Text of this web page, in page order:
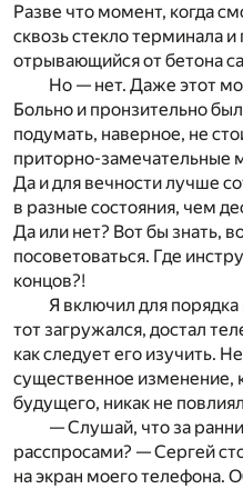
Разве что момент, когда
сквозь стекло терминала
отрывающийся от бетона
Но — нет. Даже этот
Больно и пронзительно
подумать, наверное, не
приторно-замечательные
Да и для вечности лучше
в разные состояния, чем
Да или нет? Вот бы знать,
посоветоваться. Где
концов?!
Я включил для
тот загружался, достал
как следует его изучить.
существенное изменение,
будущего, никак не
— Слушай, что за
расспросами? — Сергей
на экран моего телефона.